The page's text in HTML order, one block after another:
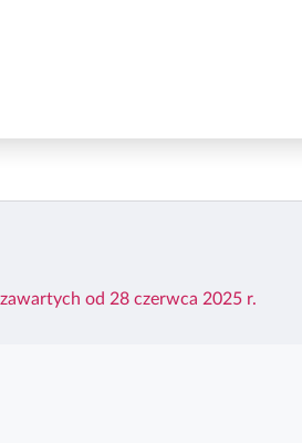
od 28 czerwca 2025 r.